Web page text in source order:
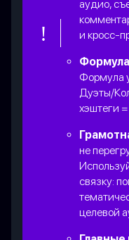
аудио,
и кросс-
Формула
Дуэты/
хэштеги
не
связку:
целевой